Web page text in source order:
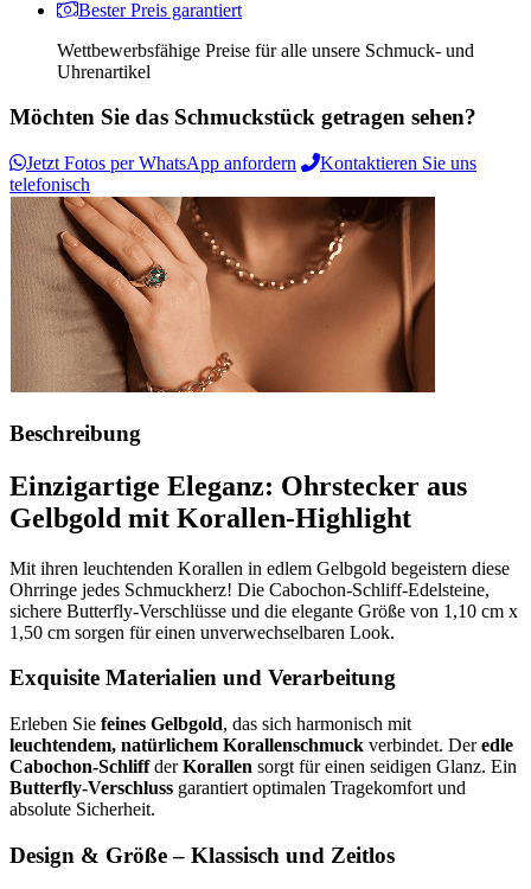
Bester Preis garantiert
Wettbewerbsfähige Preise für alle unsere Schmuck- und
Uhrenartikel
Möchten Sie das Schmuckstück getragen sehen?
Jetzt Fotos per WhatsApp anfordern
Kontaktieren Sie uns
telefonisch
Beschreibung
Einzigartige Eleganz: Ohrstecker aus
Gelbgold mit Korallen-Highlight
Mit ihren leuchtenden Korallen in edlem Gelbgold begeistern diese
Ohrringe jedes Schmuckherz! Die Cabochon-Schliff-Edelsteine,
sichere Butterfly-Verschlüsse und die elegante Größe von 1,10 cm x
1,50 cm sorgen für einen unverwechselbaren Look.
Exquisite Materialien und Verarbeitung
Erleben Sie feines Gelbgold, das sich harmonisch mit
leuchtendem, natürlichem Korallenschmuck verbindet. Deredle
Cabochon-SchliffderKorallen sorgt für einen seidigen Glanz. Ein
Butterfly-Verschluss garantiert optimalen Tragekomfort und
absolute Sicherheit.
Design & Größe – Klassisch und Zeitlos